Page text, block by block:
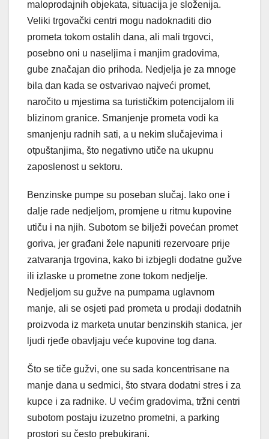
maloprodajnih objekata, situacija je složenija.
Veliki trgovački centri mogu nadoknaditi dio
prometa tokom ostalih dana, ali mali trgovci,
posebno oni u naseljima i manjim gradovima,
gube značajan dio prihoda. Nedjelja je za mnoge
bila dan kada se ostvarivao najveći promet,
naročito u mjestima sa turističkim potencijalom ili
blizinom granice. Smanjenje prometa vodi ka
smanjenju radnih sati, a u nekim slučajevima i
otpuštanjima, što negativno utiče na ukupnu
zaposlenost u sektoru.
Benzinske pumpe su poseban slučaj. Iako one i
dalje rade nedjeljom, promjene u ritmu kupovine
utiču i na njih. Subotom se bilježi povećan promet
goriva, jer građani žele napuniti rezervoare prije
zatvaranja trgovina, kako bi izbjegli dodatne gužve
ili izlaske u prometne zone tokom nedjelje.
Nedjeljom su gužve na pumpama uglavnom
manje, ali se osjeti pad prometa u prodaji dodatnih
proizvoda iz marketa unutar benzinskih stanica, jer
ljudi rjeđe obavljaju veće kupovine tog dana.
Što se tiče gužvi, one su sada koncentrisane na
manje dana u sedmici, što stvara dodatni stres i za
kupce i za radnike. U većim gradovima, tržni centri
subotom postaju izuzetno prometni, a parking
prostori su često prebukirani.